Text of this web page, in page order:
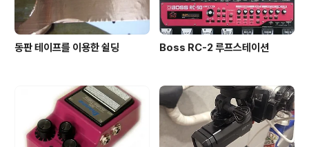
동판 테이프를 이용한 쉴딩 Boss RC-2 루프스테이션